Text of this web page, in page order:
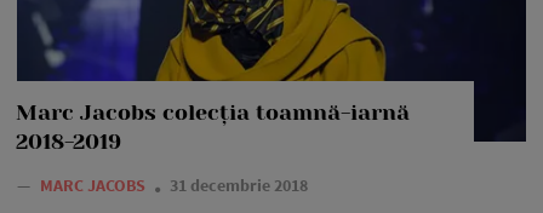
Marc Jacobs colecția toamnă-iarnă
2018-2019
— MARC JACOBS 31 decembrie 2018